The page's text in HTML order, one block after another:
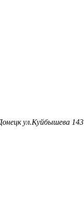
ул.Куйбышева